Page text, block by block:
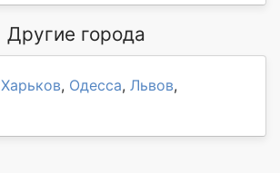
Другие города
Харьков, Одесса, Львов,